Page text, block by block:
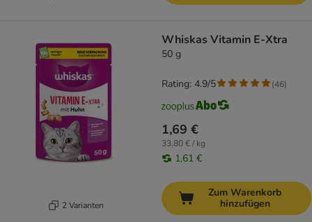
2 Varianten
Whiskas Vitamin E-Xtra
50 g
1,69 €
33,80 € / kg
1,61 €
Rating: 4.9/5 (46)
Zum Warenkorb
hinzufügen